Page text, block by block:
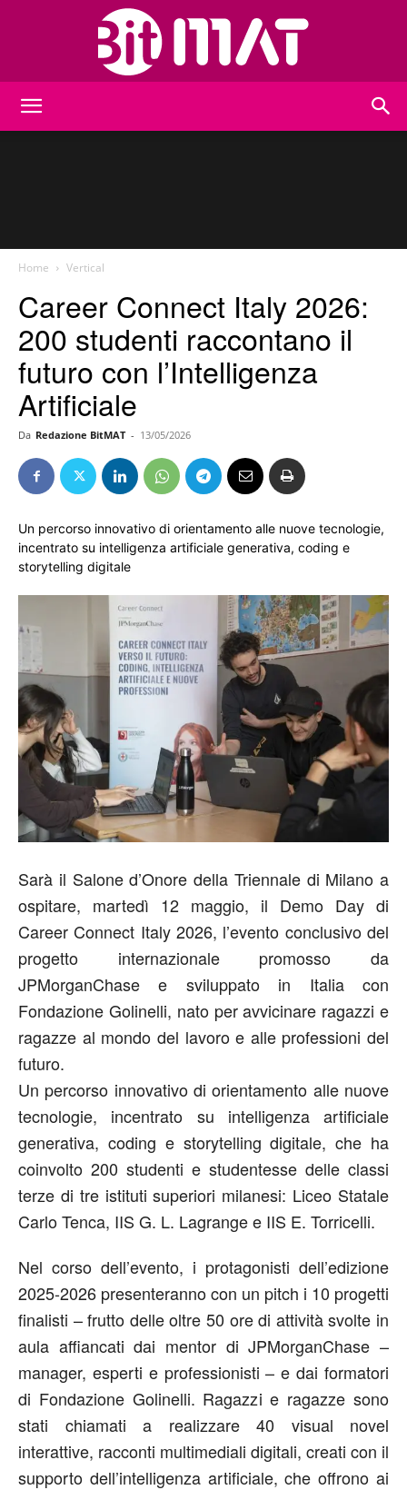
Home Vertical
Career Connect Italy 2026:
200 studenti raccontano il
futuro con l’Intelligenza
Artificiale
Da Redazione BitMAT - 13/05/2026
Un percorso innovativo di orientamento alle nuove tecnologie,
incentrato su intelligenza artificiale generativa, coding e
storytelling digitale
Sarà il Salone d’Onore della Triennale di Milano a
ospitare, martedì 12 maggio, il Demo Day di
Career Connect Italy 2026, l’evento conclusivo del
progetto internazionale promosso da
JPMorganChasee sviluppato in Italia con
Fondazione Golinelli, nato per avvicinare ragazzi e
ragazze al mondo del lavoro e alle professioni del
futuro.
Un percorso innovativo di orientamento alle nuove
tecnologie, incentrato su intelligenza artificiale
generativa, coding e storytelling digitale, che ha
coinvolto 200 studenti e studentesse delle classi
terze di tre istituti superiori milanesi: Liceo Statale
Carlo Tenca, IIS G. L. Lagrange e IIS E. Torricelli.
Nel corso dell’evento, i protagonisti dell’edizione
2025-2026 presenteranno con un pitch i 10 progetti
finalisti – frutto delle oltre 50 ore di attività svolte in
aula affiancati dai mentor di JPMorganChase –
manager, esperti e professionisti – e dai formatori
di Fondazione Golinelli. Ragazzi e ragazze sono
stati chiamati a realizzare 40 visual novel
interattive, racconti multimediali digitali, creati con il
supporto dell’intelligenza artificiale, che offrono ai